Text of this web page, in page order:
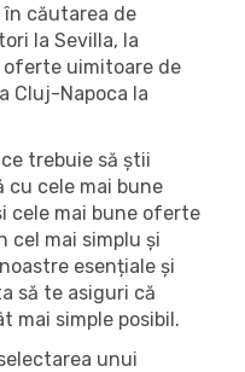
în căutarea de
la Sevilla, la
oferte uimitoare de
Cluj-Napoca la
trebuie să știi
cu cele mai bune
cele mai bune oferte
cel mai simplu și
esențiale și
să te asiguri că
mai simple posibil.
unui